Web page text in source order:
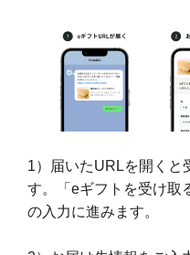
1）届いたURLを開くと
す。「eギフトを受け取
の入力に進みます。